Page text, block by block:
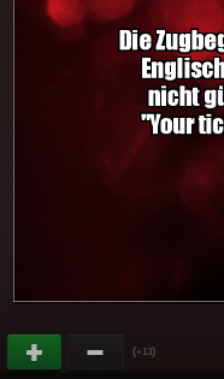
(+13)